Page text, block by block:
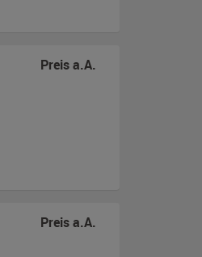
Preis a.A.
Preis a.A.